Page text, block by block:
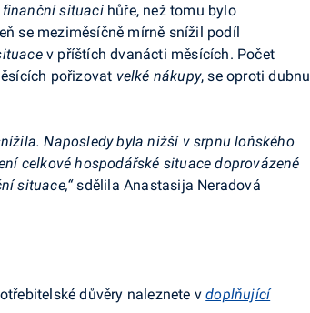
situaci hůře, než tomu bylo
se meziměsíčně mírně snížil podíl
v příštích dvanácti měsících. Počet
pořizovat velké nákupy, se oproti dubnu
Naposledy byla nižší v srpnu loňského
celkové hospodářské situace doprovázené
situace,“sdělila Anastasija Neradová
důvěry naleznete vdoplňující